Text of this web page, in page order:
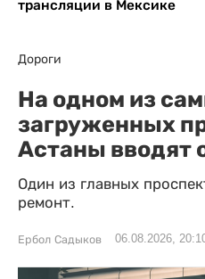
трансляции в Мексике
Дороги
На одном из
загруженных
Астаны вводят
Один из главных
ремонт.
Ербол Садыков 06.08.2026,